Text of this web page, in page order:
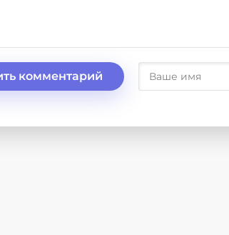
комментарий